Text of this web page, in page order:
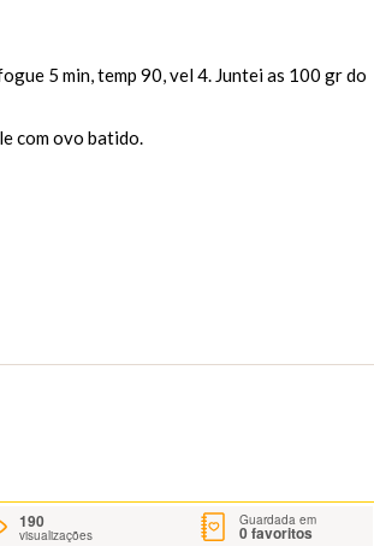
5 min, temp 90, vel 4. Juntei as 100 gr do
com ovo batido.
190
visualizações
Guardada em
0favoritos